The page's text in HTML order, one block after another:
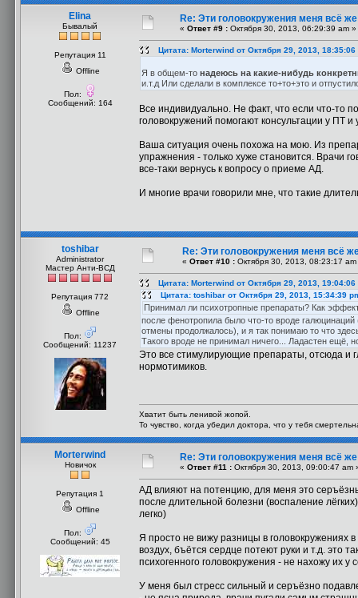
Elina
Бывалый
Репутация 11
Offline
Пол:
Сообщений: 164
Re: Эти головокружения меня всё
« Ответ #9 : Октября 30, 2013, 06:29:39 am »
Цитата: Morterwind от Октября 29, 2013, 18:35:06
Я в общем-то надеюсь на какие-нибудь
и.т.д Или сделали в комплексе то+то+это и
Все индивидуально. Не факт, что если что-то
головокружений помогают консультации у ПТ
Ваша ситуация очень похожа на мою. Из
упражнения - только хуже становится. Врачи
все-таки вернусь к вопросу о приеме АД.
И многие врачи говорили мне, что такие
toshibar
Administrator
Мастер Анти-ВСД
Репутация 772
Offline
Пол:
Сообщений: 11237
Re: Эти головокружения меня всё
« Ответ #10 : Октября 30, 2013, 08:23:17 am
Цитата: Morterwind от Октября 29, 2013, 19:04:06
Цитата: toshibar от Октября 29, 2013, 15:34:39
Принимал ли психотропные препараты? Как
после фенотропила было что-то вроде
отмены продолжалось), и я так понимаю то что
Такого вроде не принимал ничего... Ладастен ещё,
Это все стимулирующие препараты, отсюда и
нормотимиков.
Хватит быть ленивой жопой.
То чувство, когда убедил доктора, что у тебя
Morterwind
Новичок
Репутация 1
Offline
Пол:
Сообщений: 45
Re: Эти головокружения меня всё
« Ответ #11 : Октября 30, 2013, 09:00:47 am
АД влияют на потенцию, для меня это
после длительной болезни (воспаление
легко)
Я просто не вижу разницы в головокружениях
воздух, бъётся сердце потеют руки и т.д. это
психогенного головокружения - не нахожу их у
У меня был стресс сильный и серъёзно